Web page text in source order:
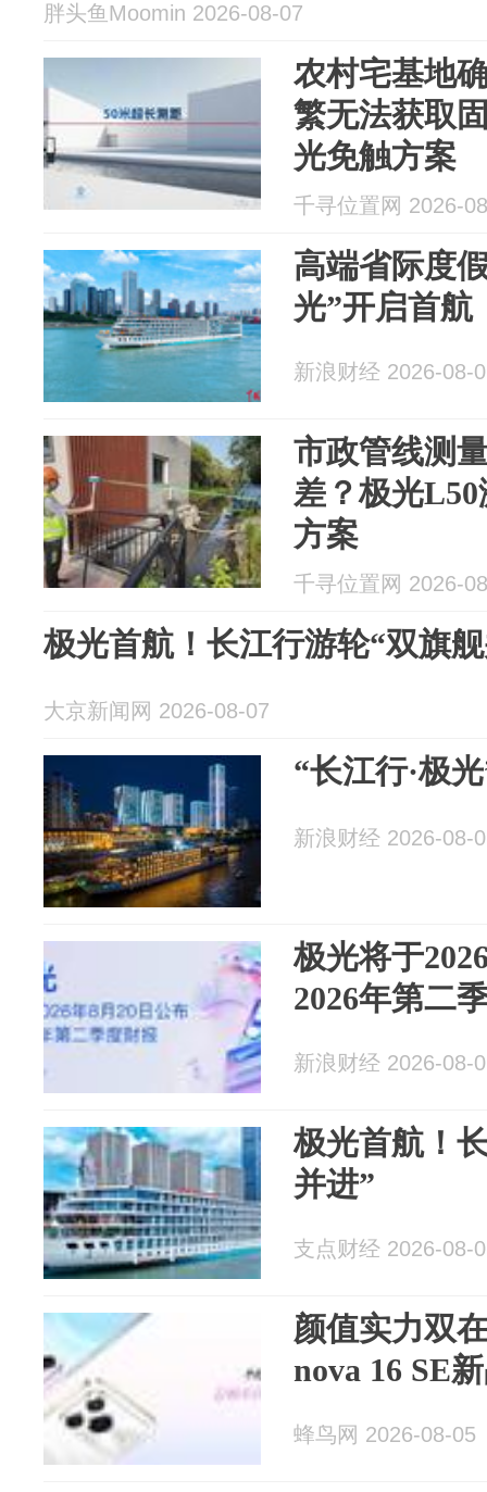
胖头鱼Moomin 2026-08-07
农村宅基地
繁无法获取
光免触方案
千寻位置网 2026-
高端省际度
光”开启首航
新浪财经 2026-08-
市政管线测
差？极光
方案
千寻位置网 2026-
极光首航！长江行游轮“双旗
大京新闻网 2026-08-07
“长江行·极
新浪财经 2026-08-
极光将于
2026年第二
新浪财经 2026-08-
极光首航！
并进”
支点财经 2026-08-
颜值实力双
nova 16 SE
蜂鸟网 2026-08-05